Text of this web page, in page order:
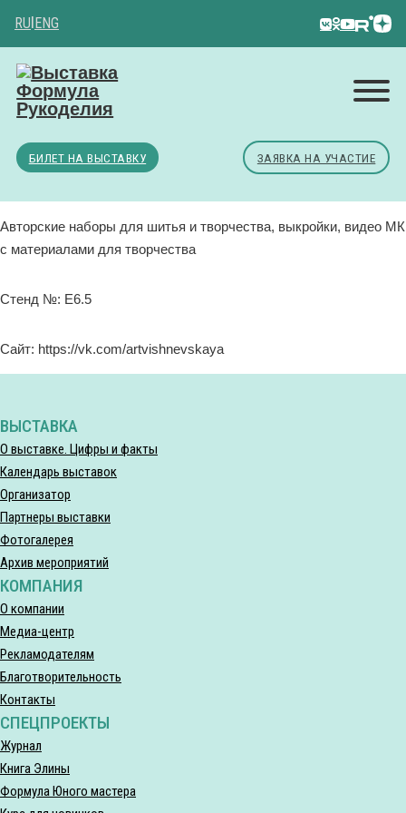
RU ENG
БИЛЕТ НА ВЫСТАВКУ ЗАЯВКА НА УЧАСТИЕ
Авторские наборы для шитья и творчества, выкройки, видео МК
с материалами для творчества
Стенд №: E6.5
Сайт: https://vk.com/artvishnevskaya
ВЫСТАВКА
О выставке. Цифры и факты
Календарь выставок
Организатор
Партнеры выставки
Фотогалерея
Архив мероприятий
КОМПАНИЯ
О компании
Медиа-центр
Рекламодателям
Благотворительность
Контакты
СПЕЦПРОЕКТЫ
Журнал
Книга Элины
Формула Юного мастера